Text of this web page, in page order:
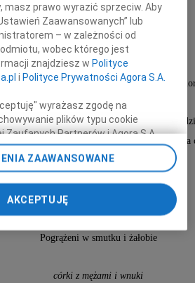
Wiktor Mikołajczyk
Kierownik sklepu "WIKTOREX" z ulicy
święta żałobna odprawiona zostanie w
roku o godzinie 13.00 w Nowej Kaplicy na
w Krakowie-Batowicach,
po czym nastąpi odprowadzenie Zmarłego
na miejsce wiecznego spoczynku.
Pogrążeni w smutku i żałobie
córki z mężami i wnuki
masz prawo wyrazić sprzeciw. Aby
Zaawansowanych” lub
– w zależności od
wobec którego jest
znajdziesz w Polityce
i Polityce Prywatności Agora S.A.
wyrażasz zgodę na
plików typu cookie
Zaufanych Partnerów i Agora S.A.
Możesz też w każdej
dot. plików cookie,
do zarządzania Twoimi
danych poprzez
prywatności” w stopce serwisu i
„Ustawienia zaawansowane”.
cookie możliwa jest także za
i Agora S.A. możemy
ZAAWANSOWANE
AKCEPTUJĘ